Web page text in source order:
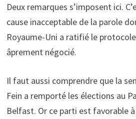
Deux remarques s’imposent ici.
cause inacceptable de la parole
Royaume-Uni a ratifié le
âprement négocié.
Il faut aussi comprendre que la
Fein a remporté les élections au
Belfast. Or ce parti est favorable